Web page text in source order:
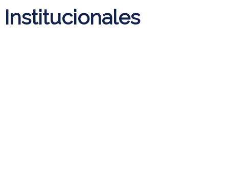
Institucionales